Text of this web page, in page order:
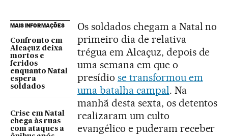
MAIS INFORMAÇÕES
Confronto em
Alcaçuz deixa
mortos e
feridos
enquanto Natal
espera
soldados
Crise em Natal
chega às ruas
com ataques a
Os soldados chegam a Natal no
primeiro dia de relativa
trégua em Alcaçuz, depois de
uma semana em que o
presídio se transformou em
uma batalha campal. Na
manhã desta sexta, os detentos
realizaram um culto
evangélico e puderam receber